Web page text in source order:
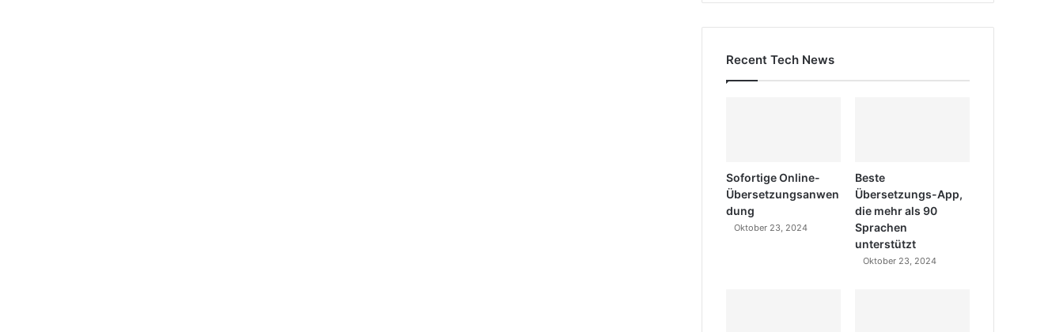
Recent Tech News
Sofortige Online-
Übersetzungsanwen
dung
Oktober 23, 2024
Beste
Übersetzungs-App,
die mehr als 90
Sprachen
unterstützt
Oktober 23, 2024